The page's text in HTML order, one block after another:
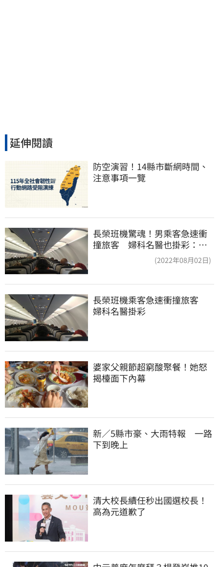
延伸閱讀
防空演習！14縣市斷網時間、
注意事項一覽
長榮班機驚魂！男乘客急速衝
撞旅客 婦科名醫也掛彩：全
(2022年08月02日)
長榮班機乘客急速衝撞旅客
婦科名醫掛彩
婆家父親節超窮酸聚餐！她怒
揭檯面下內幕
新／5縣市豪、大雨特報　一路
下到晚上
清大校長續任秒出國選校長！
高為元道歉了